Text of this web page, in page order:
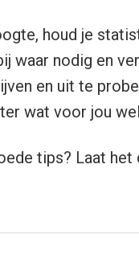
houd je
waar nodig en
en uit te
wat voor jou
tips? Laat het